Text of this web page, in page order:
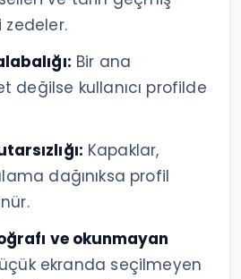
zedeler.
Bir ana
değilse kullanıcı profilde
Kapaklar,
dağınıksa profil
ve okunmayan
ekranda seçilmeyen